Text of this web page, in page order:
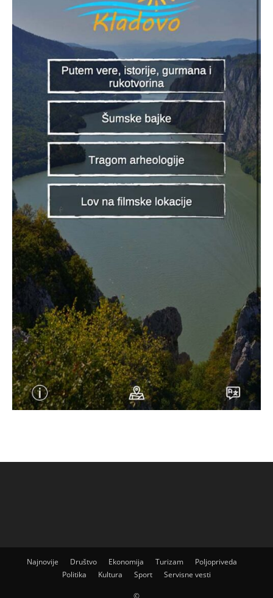
Najnovije Društvo Ekonomija Turizam
Poljopriveda
Politika
Kultura Sport Servisne vesti
©